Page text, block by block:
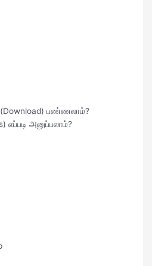
பண்ணலாம்?
அனுப்பலாம்?